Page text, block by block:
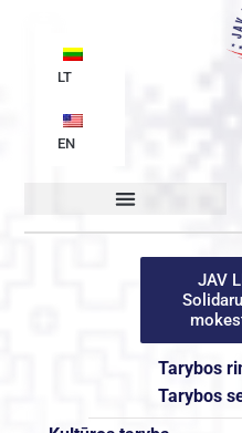
LT
EN
JAV
Tarybos
Tarybos